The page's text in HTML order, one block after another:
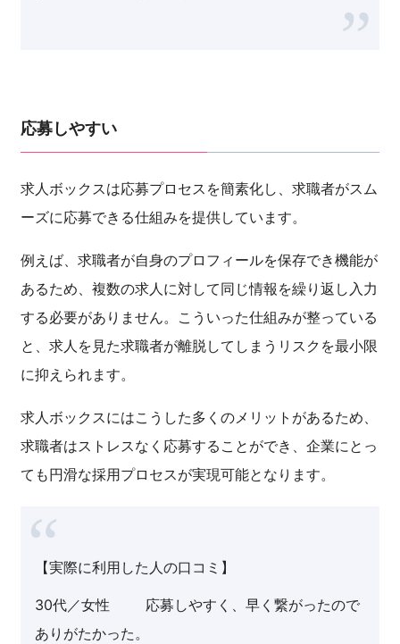
応募しやすい
求人ボックスは応募プロセスを簡素化し、求職者がスム
ーズに応募できる仕組みを提供しています。
例えば、求職者が自身のプロフィールを保存でき機能が
あるため、複数の求人に対して同じ情報を繰り返し入力
する必要がありません。こういった仕組みが整っている
と、求人を見た求職者が離脱してしまうリスクを最小限
に抑えられます。
求人ボックスにはこうした多くのメリットがあるため、
求職者はストレスなく応募することができ、企業にとっ
ても円滑な採用プロセスが実現可能となります。
【実際に利用した人の口コミ】
30代／女性 応募しやすく、早く繋がったので
ありがたかった。